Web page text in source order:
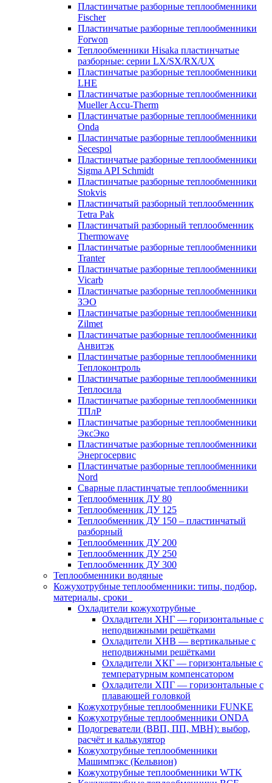
Пластинчатые разборные теплообменники
Fischer
Пластинчатые разборные теплообменники
Forwon
Теплообменники Hisaka пластинчатые
разборные: серии LX/SX/RX/UX
Пластинчатые разборные теплообменники
LHE
Пластинчатые разборные теплообменники
Mueller Accu-Therm
Пластинчатые разборные теплообменники
Onda
Пластинчатые разборные теплообменники
Secespol
Пластинчатые разборные теплообменники
Sigma API Schmidt
Пластинчатые разборные теплообменники
Stokvis
Пластинчатый разборный теплообменник
Tetra Pak
Пластинчатый разборный теплообменник
Thermowave
Пластинчатые разборные теплообменники
Tranter
Пластинчатые разборные теплообменники
Vicarb
Пластинчатые разборные теплообменники
ЗЭО
Пластинчатые разборные теплообменники
Zilmet
Пластинчатые разборные теплообменники
Анвитэк
Пластинчатые разборные теплообменники
Теплоконтроль
Пластинчатые разборные теплообменники
Теплосила
Пластинчатые разборные теплообменники
ТПлР
Пластинчатые разборные теплообменники
ЭксЭко
Пластинчатые разборные теплообменники
Энергосервис
Пластинчатые разборные теплообменники
Nord
Сварные пластинчатые теплообменники
Теплообменник ДУ 80
Теплообменник ДУ 125
Теплообменник ДУ 150 – пластинчатый
разборный
Теплообменник ДУ 200
Теплообменник ДУ 250
Теплообменник ДУ 300
Теплообменники водяные
Кожухотрубные теплообменники: типы, подбор,
материалы, сроки
Охладители кожухотрубные
Охладители ХНГ — горизонтальные с
неподвижными решётками
Охладители ХНВ — вертикальные с
неподвижными решётками
Охладители ХКГ — горизонтальные с
температурным компенсатором
Охладители ХПГ — горизонтальные с
плавающей головкой
Кожухотрубные теплообменники FUNKE
Кожухотрубные теплообменники ONDA
Подогреватели (ВВП, ПП, МВН): выбор,
расчёт и калькулятор
Кожухотрубные теплообменники
Машимпэкс (Кельвион)
Кожухотрубные теплообменники WTK